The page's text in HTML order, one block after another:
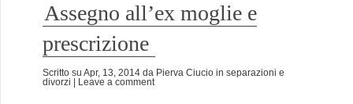
Assegno all’ex moglie e
prescrizione
Scritto su Apr, 13, 2014 da Pierva Ciucio in separazioni e
divorzi
| Leave a comment